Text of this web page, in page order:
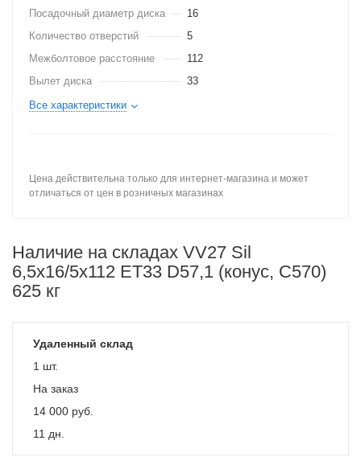
Посадочный диаметр диска
16
Количество отверстий
5
Межболтовое расстояние
112
Вылет диска
33
Все характеристики
Цена действительна только для интернет-магазина и может
отличаться от цен в розничных магазинах
Наличие на складах VV27 Sil
6,5x16/5x112 ET33 D57,1 (конус, C570)
625 кг
Удаленный склад
1 шт.
На заказ
14 000 руб.
11 дн.